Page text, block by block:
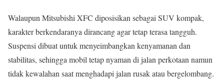
Walaupun Mitsubishi XFC diposisikan sebagai SUV kompak,
karakter berkendaranya dirancang agar tetap terasa tangguh.
Suspensi dibuat untuk menyeimbangkan kenyamanan dan
stabilitas, sehingga mobil tetap nyaman di jalan perkotaan namun
tidak kewalahan saat menghadapi jalan rusak atau bergelombang.